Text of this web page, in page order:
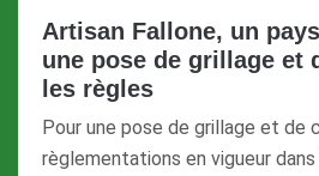
Artisan Fallone, un
une pose de grillage et
les règles
Pour une pose de grillage et de
règlementations en vigueur